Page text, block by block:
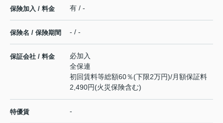
保険加入 / 料金 有 / -
保険名 / 保険期間 - / -
保証会社 / 料金
必加入
全保連
初回賃料等総額60％(下限2万円)/月額保証料
2,490円(火災保険含む)
特優賃 -